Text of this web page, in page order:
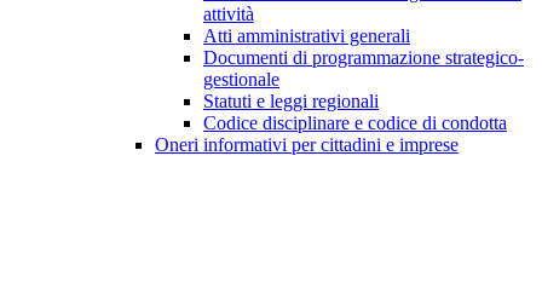
attività
Atti amministrativi generali
Documenti di programmazione strategico-
gestionale
Statuti e leggi regionali
Codice disciplinare e codice di condotta
Oneri informativi per cittadini e imprese